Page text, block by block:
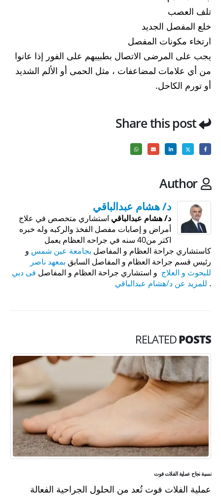
تلف العصب
خلع المفصل الجديد
ارتخاء مكونات المفصل
يجب على المرضى الاتصال بطبيبهم على الفور إذا عانوا
من أي علامات لمضاعفات ، مثل الحمى أو الألم الشديد
أو تورم الكاحل.
Share this post
Author
د/ هشام عبدالباقي
د/ هشام عبدالباقي استشاري متخصص في علاج
أمراض و إصابات مفصل الفخذ والركبه وله خبره
اكتر من40 سنه في جراحه العظام يعمل
كاستشاري جراحة العظام و المفاصل بجامعة عين شمس و
رئيس قسم جراحة العظام و المفاصل السابق بمعهد ناصر
للبحوث و العلاج و استشاري جراحة العظام و المفاصل فى دبي
. للمزيد عن د/هشام عبدالباقي
RELATEDPOSTS
نسبة نجاح عملية الفلات فوت
عملية الفلات فوت تُعد من الحلول الجراحية الفعالة